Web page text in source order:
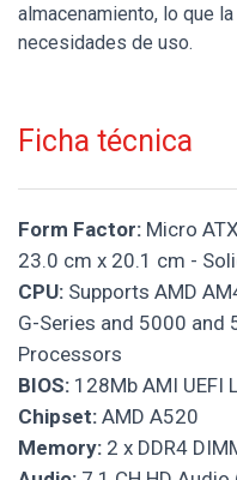
almacenamiento, lo que
necesidades de uso.
Ficha técnica
Form Factor: Micro
23.0 cm x 20.1 cm -
CPU: Supports AMD
G-Series and 5000 and
Processors
BIOS: 128Mb AMI UEFI
Chipset: AMD A520
Memory: 2 x DDR4